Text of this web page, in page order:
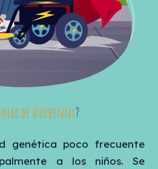
de Duchenne?
genética poco frecuente
a los niños. Se